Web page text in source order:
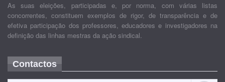
As suas eleições, participadas e, por norma, com várias listas
concorrentes, constituem exemplos de rigor, de transparência e de
efetiva participação dos professores, educadores e investigadores na
definição das linhas mestras da ação sindical.
Contactos